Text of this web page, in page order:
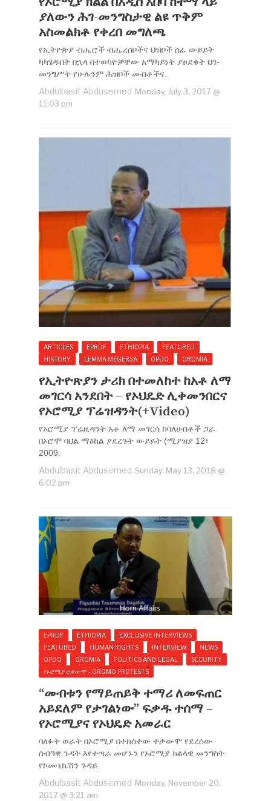
ያለውን ሕገ-መንግስታዊ ልዩ ጥቅም
አስመልክቶ የቀረበ መግለጫ
የኢትዮጵያ ብሔሮች ብሔረሰቦችና ህዝቦች ሰፊ ውይይት
ካካሄዱበት በኋላ በተወካዮቻቸው አማካይነት ያፀደቁት ህገ-
መንግሥት የሁሉንም ሕዝቦች መብቶችና.
Abdulbasit Abdusemed Monday, July 3, 2017 @
11:03 pm
ARTICLES EPRDF ETHIOPIA
FEATURED
HISTORY
LEMMA MEGERSA OPDO OROMIA
የኢትዮጽያን ታሪክ በተመለከተ ከአቶ ለማ
መገርሳ አንደበት – የኦህዴድ ሊቀመንበርና
የኦሮሚያ ፕሬዝዳንት(+Video)
የኦሮሚያ ፕሬዚዳንት አቶ ለማ መገርሳ ከባለሀብቶች ጋራ
በኦሮሞ ባህል ማዕከል ያደረጉት ውይይት (ሚያዝያ 12፣
2009.
Abdulbasit Abdusemed Sunday, May 13, 2018 @
6:02 pm
EPRDF ETHIOPIA
EXCLUSIVE INTERVIEWS
FEATURED
HUMAN RIGHTS INTERVIEW
NEWS
OPDO
OROMIA POLITICS AND LEGAL
SECURITY
የኦሮሚያ ተቃውሞ - OROMO PROTESTS
“መብቱን የማይጠይቅ ተማሪ ለመፍጠር
አይደለም የታገልነው” ፍቃዱ ተሰማ –
የኦሮሚያና የኦህዴድ አመራር
ባለፉት ወራት በኦሮሚያ በተከሰተው ተቃውሞ የደረሰው
ሰብዓዊ ጉዳት እየተጣራ መሆኑን የኦሮሚያ ክልላዊ መንግስት
የኮሙኒኬሽን ጉዳይ.
Abdulbasit Abdusemed Monday, November 20,
2017 @ 3:21 am